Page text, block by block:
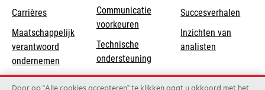
Carrières
Maatschappelijk
verantwoord
ondernemen
in
Duurzaamheid
Communicatie
voorkeuren
Technische
ondersteuningopens
in
a
Product registratie
Succesverhalen
Inzichten van
analisten
Door op “Alle cookies accepteren” te klikken gaat u akkoord met het